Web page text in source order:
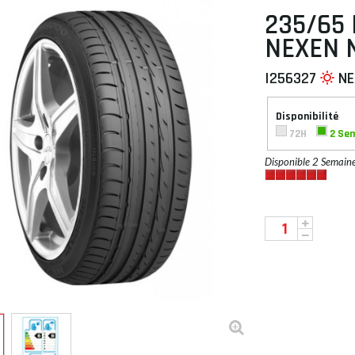
À PLAT
235/65
NEXEN
I256327
Disponibilité
72H
2
Disponible 2